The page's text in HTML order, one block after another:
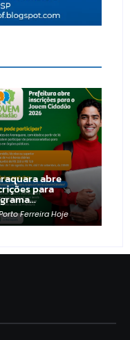
abre
para
Ferreira Hoje